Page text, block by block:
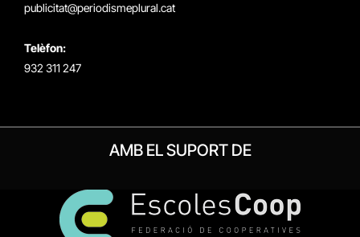
publicitat@periodismeplural.cat
Telèfon:
932 311 247
AMB EL SUPORT DE